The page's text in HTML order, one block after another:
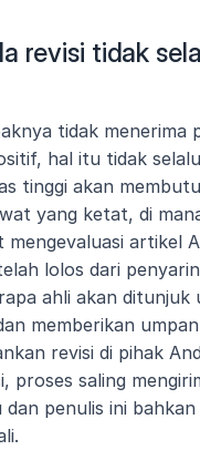
revisi tidak
tidak menerima
hal itu tidak
tinggi akan
yang ketat, di
mengevaluasi artikel
lolos dari
ahli akan ditunjuk
memberikan
revisi di pihak
proses saling
penulis ini